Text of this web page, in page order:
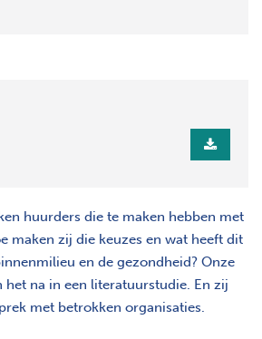
huurders die te maken hebben met
maken zij die keuzes en wat heeft dit
en de gezondheid? Onze
het na in een literatuurstudie. En zij
met betrokken organisaties.